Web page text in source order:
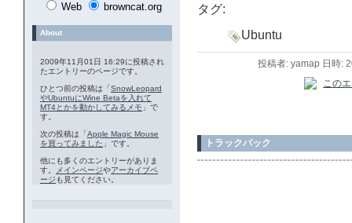
タグ:
Ubuntu
投稿者: yamap 日時:
トラックバック
Web browncat.org
About
2009年11月01日 16:29に投稿され
たエントリーのページです。
ひとつ前の投稿は「SnowLeopard
やUbuntuにWine Betaを入れて
MT4とかを動かしてみるメモ 」で
す。
次の投稿は「Apple Magic Mouse
を買ってみました 」です。
他にも多くのエントリーがありま
す。
メインページやアーカイブペ
ージ も見てください。